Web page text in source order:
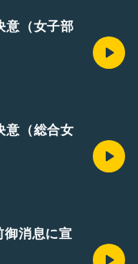
（女子部
（総合女
消息に宣